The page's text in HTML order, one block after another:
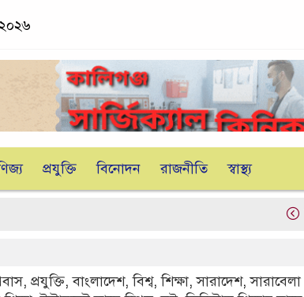
প্রযুক্তি বিনোদন রাজনীতি স্বাস্থ্য
, প্রযুক্তি,বাংলাদেশ,বিশ্ব,শিক্ষা,সারাদেশ,সারাবেলা